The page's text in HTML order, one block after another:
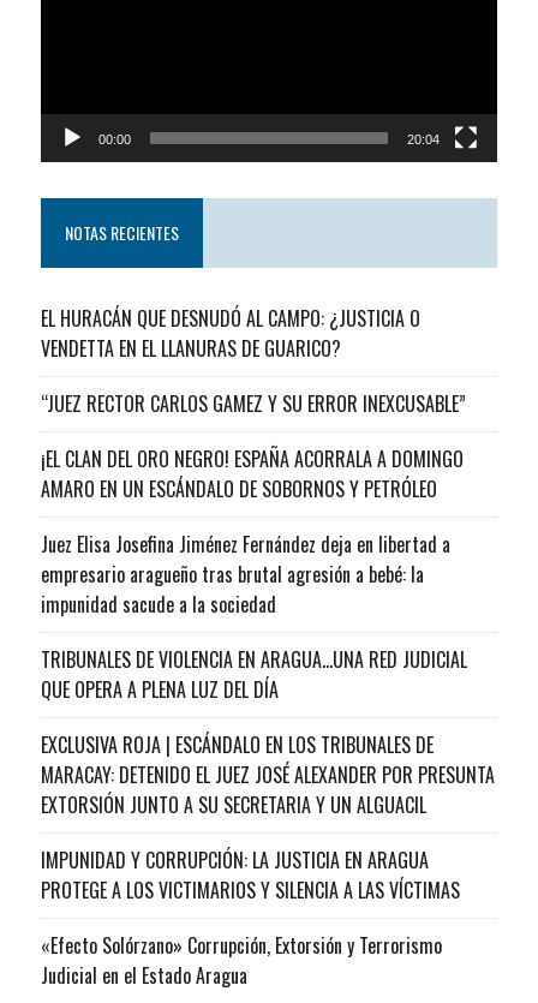
00:00 20:04
NOTAS RECIENTES
EL HURACÁN QUE DESNUDÓ AL CAMPO: ¿JUSTICIA O
VENDETTA EN EL LLANURAS DE GUARICO?
“JUEZ RECTOR CARLOS GAMEZ Y SU ERROR INEXCUSABLE”
¡EL CLAN DEL ORO NEGRO! ESPAÑA ACORRALA A DOMINGO
AMARO EN UN ESCÁNDALO DE SOBORNOS Y PETRÓLEO
Juez Elisa Josefina Jiménez Fernández deja en libertad a
empresario aragueño tras brutal agresión a bebé: la
impunidad sacude a la sociedad
TRIBUNALES DE VIOLENCIA EN ARAGUA…UNA RED JUDICIAL
QUE OPERA A PLENA LUZ DEL DÍA
EXCLUSIVA ROJA | ESCÁNDALO EN LOS TRIBUNALES DE
MARACAY: DETENIDO EL JUEZ JOSÉ ALEXANDER POR PRESUNTA
EXTORSIÓN JUNTO A SU SECRETARIA Y UN ALGUACIL
IMPUNIDAD Y CORRUPCIÓN: LA JUSTICIA EN ARAGUA
PROTEGE A LOS VICTIMARIOS Y SILENCIA A LAS VÍCTIMAS
«Efecto Solórzano» Corrupción, Extorsión y Terrorismo
Judicial en el Estado Aragua